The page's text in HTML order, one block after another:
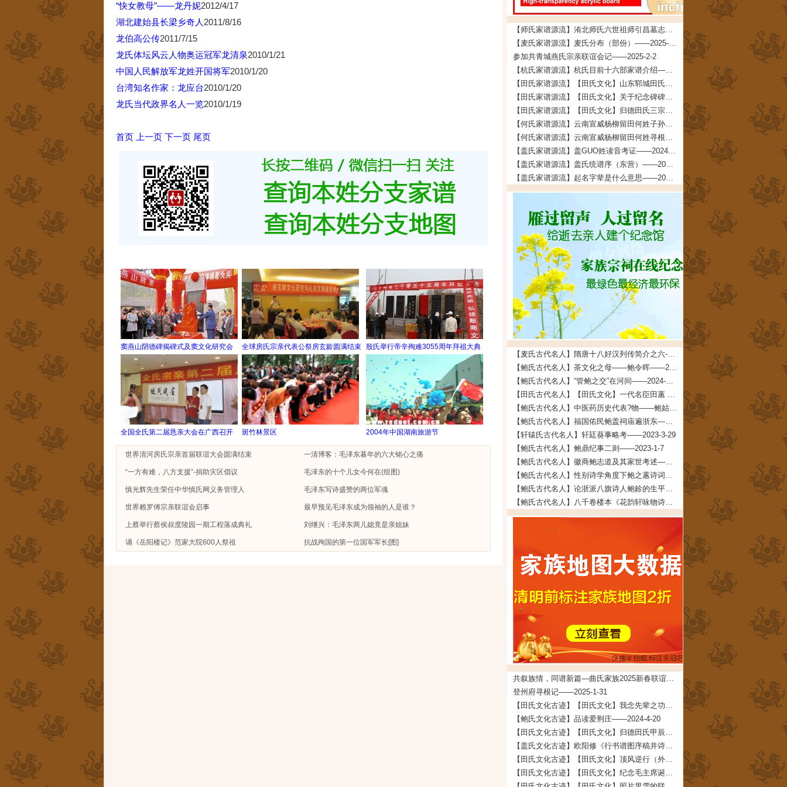
【师氏家谱源流】洧北师氏六世祖师引昌墓志铭——2026-4-5
【麦氏家谱源流】麦氏分布（部份）——2025-3-5
参加共青城燕氏宗亲联谊会记——2025-2-2
【杭氏家谱源流】杭氏目前十六部家谱介绍——2024-5-22
【田氏家谱源流】【田氏文化】山东郓城田氏——2024-5-18
【田氏家谱源流】【田氏文化】关于纪念碑碑文的说明——2024-4-13
【田氏家谱源流】【田氏文化】归德田氏三宗支：“三田一家”的考证依据及考证过程——2024-4-4
【何氏家谱源流】云南宣威杨柳留田何姓子孙寻根启示——2024-3-6
【何氏家谱源流】云南宣威杨柳留田何姓寻根启示——2024-3-6
【盖氏家谱源流】盖GUO姓读音考证——2024-2-26
【盖氏家谱源流】盖氏统谱序（东营）——2024-2-7
【盖氏家谱源流】起名字辈是什么意思——2024-2-6
【麦氏古代名人】隋唐十八好汉列传简介之六--麦氏始祖铁杖公——2025-5-23
【鲍氏古代名人】茶文化之母——鲍令晖——2024-2-5
【鲍氏古代名人】“管鲍之交”在河间——2024-1-14
【田氏古代名人】【田氏文化】一代名臣田蕙 文/田福宏——2023-8-26
【鲍氏古代名人】中医药历史代表?物——鲍姑——2023-7-16
【鲍氏古代名人】福国佑民鲍盖祠庙遍浙东——2023-7-16
【轩辕氏古代名人】轩廷葵事略考——2023-3-29
【鲍氏古代名人】鲍鼎纪事二则——2023-1-7
【鲍氏古代名人】徽商鲍志道及其家世考述——2023-1-7
【鲍氏古代名人】性别诗学角度下鲍之蕙诗词创作研究——2022-12-25
【鲍氏古代名人】论浙派八旗诗人鲍鉁的生平、创作与交游——2022-12-25
【鲍氏古代名人】八千卷楼本《花韵轩咏物诗存》的文献及文学价值兼及鲍廷博诗词辑佚——2022-12-25
共叙族情，同谱新篇—曲氏家族2025新春联谊会在牟平圆满举办——2025-5-7
登州府寻根记——2025-1-31
【田氏文化古迹】【田氏文化】我念先辈之功德 文/田启礼——2024-4-22
【鲍氏文化古迹】品读爱荆庄——2024-4-20
【田氏文化古迹】【田氏文化】归德田氏甲辰年清明团圆拜祖大典拜祖文——2024-4-11
【盖氏文化古迹】欧阳修《行书谱图序稿并诗》——2024-2-7
【田氏文化古迹】【田氏文化】顶风逆行（外五首） 文/田春兰——2024-2-3
【田氏文化古迹】【田氏文化】纪念毛主席诞辰一百三十周年 文/田仁刚——2023-12-27
“快女教母”——龙丹妮2012/4/17
湖北建始县长梁乡奇人 2011/8/16
龙伯高公传2011/7/15
龙氏体坛风云人物奥运冠军龙清泉2010/1/21
中国人民解放军龙姓开国将军2010/1/20
台湾知名作家：龙应台2010/1/20
龙氏当代政界名人一览2010/1/19
首页 上一页 下一页 尾页
窦燕山阴德碑揭碑式及窦文化研究会 全球房氏宗亲代表公祭房玄龄圆满结束 殷氏举行帝辛殉难3055周年拜祖大典
全国全氏第二届恳亲大会在广西召开 斑竹林景区 2004年中国湖南旅游节
世界清河房氏宗亲首届联谊大会圆满结束 一清博客：毛泽东暮年的六大铭心之痛
“一方有难，八方支援”-捐助灾区倡议 毛泽东的十个儿女今何在(组图)
慎光辉先生荣任中华慎氏网义务管理人 毛泽东写诗盛赞的两位军魂
世界赖罗傅宗亲联谊会启事 最早预见毛泽东成为领袖的人是谁？
上蔡举行蔡侯叔度陵园一期工程落成典礼 刘继兴：毛泽东两儿媳竟是亲姐妹
诵《岳阳楼记》范家大院600人祭祖 抗战殉国的第一位国军军长[图]